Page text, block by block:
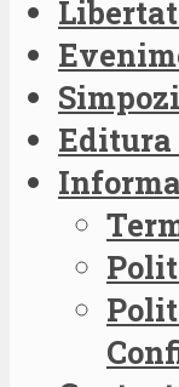
Editura